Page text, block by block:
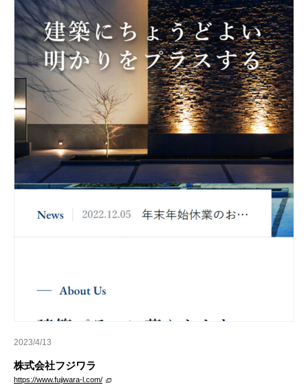
2023/4/13
株式会社フジワラ
https://www.fujiwara-l.com/